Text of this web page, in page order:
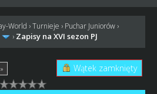
World ›Turnieje › Puchar Juniorów›
› Zapisy na XVI sezon PJ
Wątek zamknięty